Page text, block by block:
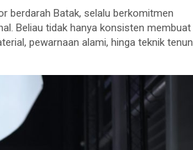
berdarah Batak, selalu berkomitmen
Beliau tidak hanya konsisten membuat
pewarnaan alami, hinga teknik tenun